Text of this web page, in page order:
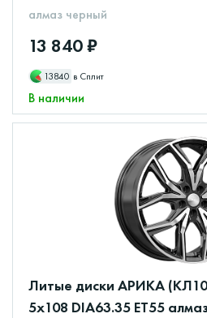
алмаз черный
13 840 ₽
13840 в Сплит
В наличии
Литые диски АРИКА
5x108 DIA63.35 ET55